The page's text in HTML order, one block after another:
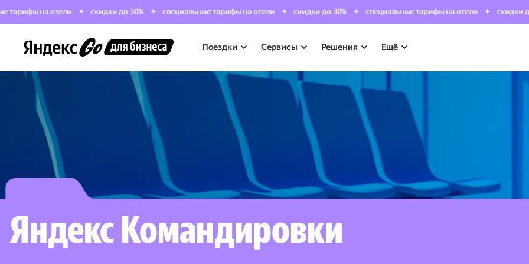
на отели скидки до 30% специальные тарифы на отели скидки до 30% специальные тарифы на отели скидки до 30%
Поездки Сервисы Решения Ещё
Яндекс Командировки